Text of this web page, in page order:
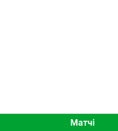
Матчі